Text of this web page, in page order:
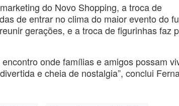
do Novo Shopping, a troca de
de entrar no clima do maior evento do
gerações, e a troca de figurinhas faz
onde famílias e amigos possam
e cheia de nostalgia”, conclui